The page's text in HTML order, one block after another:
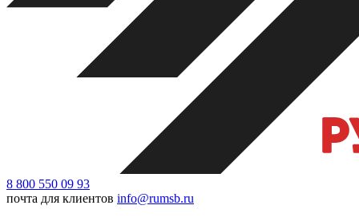
8 800 550 09 93
почта для клиентов info@rumsb.ru